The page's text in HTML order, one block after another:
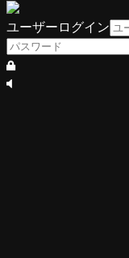
ユーザーログイン